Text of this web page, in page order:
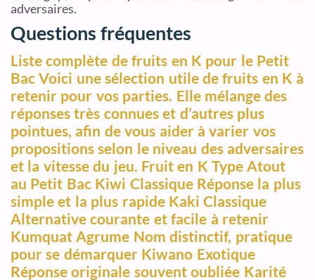
adversaires.
Questions fréquentes
Liste complète de fruits en K pour le Petit
Bac Voici une sélection utile de fruits en K à
retenir pour vos parties. Elle mélange des
réponses très connues et d’autres plus
pointues, afin de vous aider à varier vos
propositions selon le niveau des adversaires
et la vitesse du jeu. Fruit en K Type Atout
au Petit Bac Kiwi Classique Réponse la plus
simple et la plus rapide Kaki Classique
Alternative courante et facile à retenir
Kumquat Agrume Nom distinctif, pratique
pour se démarquer Kiwano Exotique
Réponse originale souvent oubliée Karité